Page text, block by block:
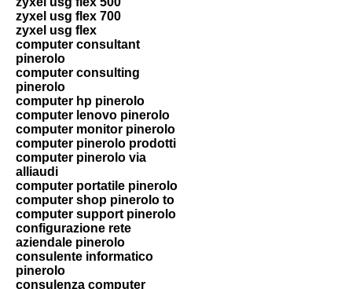
zyxel usg flex 700
zyxel usg flex
computer consultant
pinerolo
computer consulting
pinerolo
computer hp pinerolo
computer lenovo pinerolo
computer monitor pinerolo
computer pinerolo prodotti
computer pinerolo via
alliaudi
computer portatile pinerolo
computer shop pinerolo to
computer support pinerolo
configurazione rete
aziendale pinerolo
consulente informatico
pinerolo
consulenza computer